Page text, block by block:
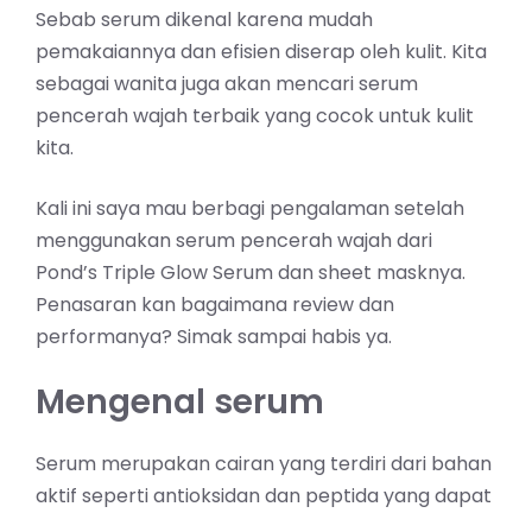
Sebab serum dikenal karena mudah
pemakaiannya dan efisien diserap oleh kulit. Kita
sebagai wanita juga akan mencari serum
pencerah wajah terbaik yang cocok untuk kulit
kita.
Kali ini saya mau berbagi pengalaman setelah
menggunakan serum pencerah wajah dari
Pond’s Triple Glow Serum dan sheet masknya.
Penasaran kan bagaimana review dan
performanya? Simak sampai habis ya.
Mengenal serum
Serum merupakan cairan yang terdiri dari bahan
aktif seperti antioksidan dan peptida yang dapat